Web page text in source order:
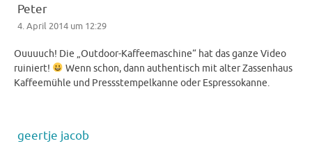
Peter
4. April 2014 um 12:29
Ouuuuch! Die „Outdoor-Kaffeemaschine“ hat das ganze Video
ruiniert!
Wenn schon, dann authentisch mit alter Zassenhaus
Kaffeemühle und Pressstempelkanne oder Espressokanne.
geertje jacob